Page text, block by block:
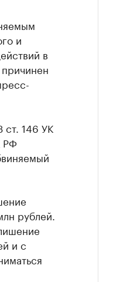
и
в
ст. 146 УК
РФ
рублей.
и с